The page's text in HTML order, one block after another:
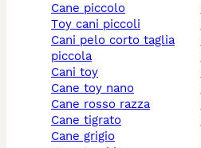
cane piccolo
toy cani piccoli
cani pelo corto taglia
piccola
cani toy
cane toy nano
cane rosso razza
cane tigrato
cane grigio